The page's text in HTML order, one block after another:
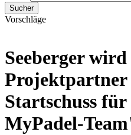
Sucher
Vorschläge
Seeberger
Projektpartner
Startschuss
MyPadel-